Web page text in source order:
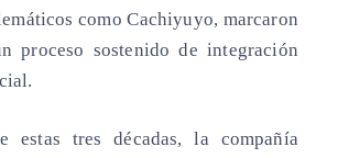
como Cachiyuyo, marcaron
proceso sostenido de integración
tres décadas, la compañía